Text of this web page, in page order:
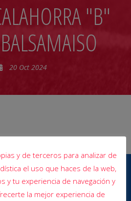
"B"
20 Oct 2024
y de terceros para analizar de
el uso que haces de la web,
y tu experiencia de navegación y
la mejor experiencia de